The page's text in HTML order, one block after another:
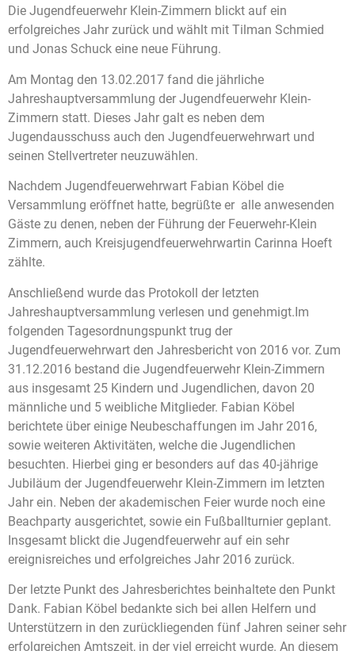
Die Jugendfeuerwehr Klein-Zimmern blickt auf ein
erfolgreiches Jahr zurück und wählt mit Tilman Schmied
und Jonas Schuck eine neue Führung.
Am Montag den 13.02.2017 fand die jährliche
Jahreshauptversammlung der Jugendfeuerwehr Klein-
Zimmern statt. Dieses Jahr galt es neben dem
Jugendausschuss auch den Jugendfeuerwehrwart und
seinen Stellvertreter neuzuwählen.
Nachdem Jugendfeuerwehrwart Fabian Köbel die
Versammlung eröffnet hatte, begrüßte er alle anwesenden
Gäste zu denen, neben der Führung der Feuerwehr-Klein
Zimmern, auch Kreisjugendfeuerwehrwartin Carinna Hoeft
zählte.
Anschließend wurde das Protokoll der letzten
Jahreshauptversammlung verlesen und genehmigt.Im
folgenden Tagesordnungspunkt trug der
Jugendfeuerwehrwart den Jahresbericht von 2016 vor. Zum
31.12.2016 bestand die Jugendfeuerwehr Klein-Zimmern
aus insgesamt 25 Kindern und Jugendlichen, davon 20
männliche und 5 weibliche Mitglieder. Fabian Köbel
berichtete über einige Neubeschaffungen im Jahr 2016,
sowie weiteren Aktivitäten, welche die Jugendlichen
besuchten. Hierbei ging er besonders auf das 40-jährige
Jubiläum der Jugendfeuerwehr Klein-Zimmern im letzten
Jahr ein. Neben der akademischen Feier wurde noch eine
Beachparty ausgerichtet, sowie ein Fußballturnier geplant.
Insgesamt blickt die Jugendfeuerwehr auf ein sehr
ereignisreiches und erfolgreiches Jahr 2016 zurück.
Der letzte Punkt des Jahresberichtes beinhaltete den Punkt
Dank. Fabian Köbel bedankte sich bei allen Helfern und
Unterstützern in den zurückliegenden fünf Jahren seiner sehr
erfolgreichen Amtszeit, in der viel erreicht wurde. An diesem